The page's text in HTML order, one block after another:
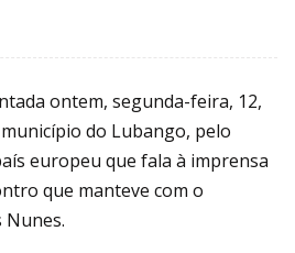
ontem, segunda-feira, 12,
do Lubango, pelo
europeu que fala à imprensa
que manteve com o
Nunes.